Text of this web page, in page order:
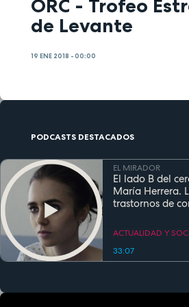
ORC - Trofeo
de Levante
19 ENE 2018 - 00:00
PODCASTS DESTACADOS
EL MIRADOR
El lado B del
María Herrera.
trastornos de
ACTUALIDAD Y
33:07